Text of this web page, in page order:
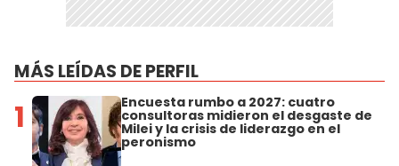
MÁS LEÍDAS DE PERFIL
1 Encuesta rumbo a 2027: cuatro
consultoras midieron el desgaste de
Milei y la crisis de liderazgo en el
peronismo